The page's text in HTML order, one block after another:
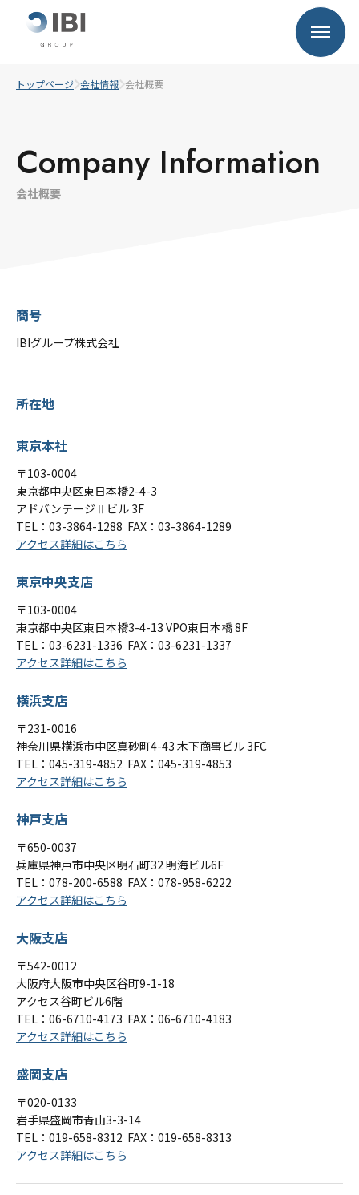
トップページ 会社情報 会社概要
Company Information
会社概要
商号
IBIグループ株式会社
所在地
東京本社
〒103-0004
東京都中央区東日本橋2-4-3
アドバンテージⅡビル 3F
TEL： 03-3864-1288 FAX：03-3864-1289
アクセス詳細はこちら
東京中央支店
〒103-0004
東京都中央区東日本橋3-4-13 VPO東日本橋 8F
TEL： 03-6231-1336 FAX：03-6231-1337
アクセス詳細はこちら
横浜支店
〒231-0016
神奈川県横浜市中区真砂町4-43 木下商事ビル 3FC
TEL： 045-319-4852 FAX：045-319-4853
アクセス詳細はこちら
神戸支店
〒650-0037
兵庫県神戸市中央区明石町32 明海ビル6F
TEL： 078-200-6588 FAX：078-958-6222
アクセス詳細はこちら
大阪支店
〒542-0012
大阪府大阪市中央区谷町9-1-18
アクセス谷町ビル6階
TEL： 06-6710-4173 FAX：06-6710-4183
アクセス詳細はこちら
盛岡支店
〒020-0133
岩手県盛岡市青山3-3-14
TEL： 019-658-8312 FAX：019-658-8313
アクセス詳細はこちら